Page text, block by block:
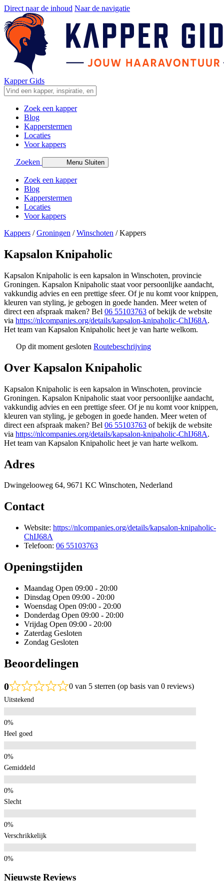
Direct naar de inhoud Naar de navigatie
Kapper Gids
Zoek een kapper
Blog
Kapperstermen
Locaties
Voor kappers
Zoeken Menu Sluiten
Zoek een kapper
Blog
Kapperstermen
Locaties
Voor kappers
Kappers /Groningen /Winschoten /Kappers
Kapsalon Knipaholic
Kapsalon Knipaholic is een kapsalon in Winschoten, provincie
Groningen. Kapsalon Knipaholic staat voor persoonlijke aandacht,
vakkundig advies en een prettige sfeer. Of je nu komt voor knippen,
kleuren van styling, je gebogen in goede handen. Meer weten of
direct een afspraak maken? Bel 06 55103763 of bekijk de website
via https://nlcompanies.org/details/kapsalon-knipaholic-ChIJ68A.
Het team van Kapsalon Knipaholic heet je van harte welkom.
Op dit moment gesloten Routebeschrijving
+
Over Kapsalon Knipaholic
Kapsalon Knipaholic is een kapsalon in Winschoten, provincie
Groningen. Kapsalon Knipaholic staat voor persoonlijke aandacht,
vakkundig advies en een prettige sfeer. Of je nu komt voor knippen,
kleuren van styling, je gebogen in goede handen. Meer weten of
direct een afspraak maken? Bel 06 55103763 of bekijk de website
via https://nlcompanies.org/details/kapsalon-knipaholic-ChIJ68A.
Het team van Kapsalon Knipaholic heet je van harte welkom.
Adres
Dwingelooweg 64, 9671 KC Winschoten, Nederland
Contact
Website: https://nlcompanies.org/details/kapsalon-knipaholic-
ChIJ68A
Telefoon: 06 55103763
Openingstijden
Maandag Open 09:00 - 20:00
Dinsdag Open 09:00 - 20:00
Woensdag Open 09:00 - 20:00
Donderdag Open 09:00 - 20:00
Vrijdag Open 09:00 - 20:00
Zaterdag Gesloten
Zondag Gesloten
Beoordelingen
0 0 van 5 sterren (op basis van 0 reviews)
Uitstekend
Heel goed
Gemiddeld
Slecht
Verschrikkelijk
Nieuwste Reviews